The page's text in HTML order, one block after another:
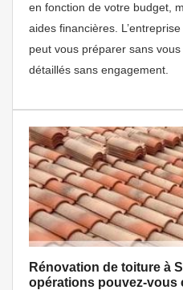
en fonction de votre budget,
aides financières.
peut vous préparer sans
détaillés sans engagement.
Rénovation de toiture à
opérations pouvez-vous